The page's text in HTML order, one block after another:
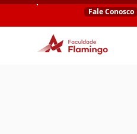
Fale Conosco